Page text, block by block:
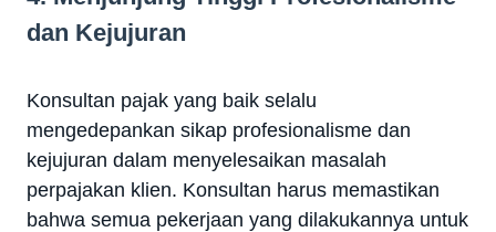
dan Kejujuran
Konsultan pajak yang baik selalu
mengedepankan sikap profesionalisme dan
kejujuran dalam menyelesaikan masalah
perpajakan klien. Konsultan harus memastikan
bahwa semua pekerjaan yang dilakukannya untuk